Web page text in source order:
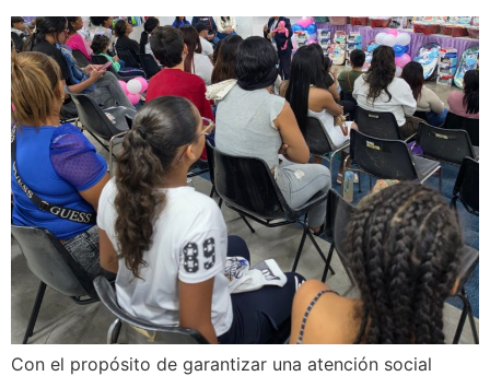
Con el propósito de garantizar una atención social